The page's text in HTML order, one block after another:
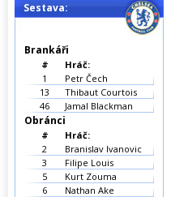
Sestava:
Brankáři
#
Hráč:
1
Petr Čech
13
Thibaut Courtois
46
Jamal Blackman
Obránci
#
Hráč:
2
Branislav Ivanovic
3
Filipe Louis
5
Kurt Zouma
6
Nathan Ake